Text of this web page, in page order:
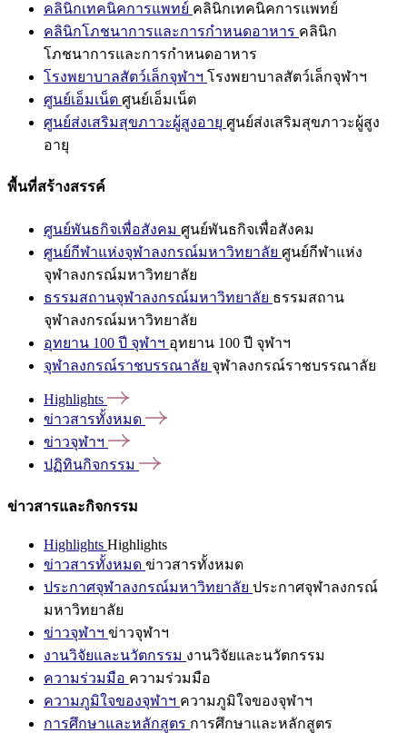
คลินิกเทคนิคการแพทย์ คลินิกเทคนิคการแพทย์
คลินิกโภชนาการและการกำหนดอาหาร คลินิก
โภชนาการและการกำหนดอาหาร
โรงพยาบาลสัตว์เล็กจุฬาฯ โรงพยาบาลสัตว์เล็กจุฬาฯ
ศูนย์เอ็มเน็ต ศูนย์เอ็มเน็ต
ศูนย์ส่งเสริมสุขภาวะผู้สูงอายุ ศูนย์ส่งเสริมสุขภาวะผู้สูง
อายุ
พื้นที่สร้างสรรค์
ศูนย์พันธกิจเพื่อสังคม ศูนย์พันธกิจเพื่อสังคม
ศูนย์กีฬาแห่งจุฬาลงกรณ์มหาวิทยาลัย ศูนย์กีฬาแห่ง
จุฬาลงกรณ์มหาวิทยาลัย
ธรรมสถานจุฬาลงกรณ์มหาวิทยาลัย ธรรมสถาน
จุฬาลงกรณ์มหาวิทยาลัย
อุทยาน 100 ปี จุฬาฯ อุทยาน 100 ปี จุฬาฯ
จุฬาลงกรณ์ราชบรรณาลัย จุฬาลงกรณ์ราชบรรณาลัย
Highlights
ข่าวสารทั้งหมด
ข่าวจุฬาฯ
ปฏิทินกิจกรรม
ข่าวสารและกิจกรรม
Highlights Highlights
ข่าวสารทั้งหมด ข่าวสารทั้งหมด
ประกาศจุฬาลงกรณ์มหาวิทยาลัย ประกาศจุฬาลงกรณ์
มหาวิทยาลัย
ข่าวจุฬาฯ ข่าวจุฬาฯ
งานวิจัยและนวัตกรรม งานวิจัยและนวัตกรรม
ความร่วมมือ ความร่วมมือ
ความภูมิใจของจุฬาฯ ความภูมิใจของจุฬาฯ
การศึกษาและหลักสูตร การศึกษาและหลักสูตร